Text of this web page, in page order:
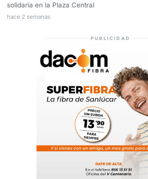
solidaria en la Plaza Central
hace 2 semanas
PUBLICIDAD